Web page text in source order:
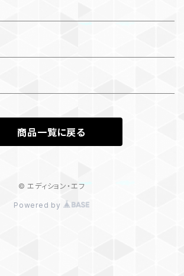
商品一覧に戻る
© エディション・エフ
Powered by